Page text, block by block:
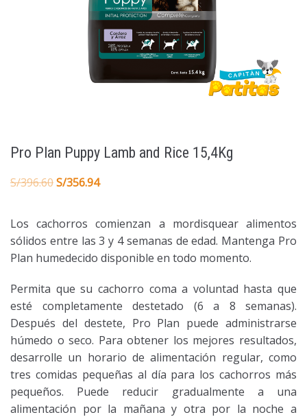
Pro Plan Puppy Lamb and Rice 15,4Kg
S/396.60S/356.94
Los cachorros comienzan a mordisquear alimentos
sólidos entre las 3 y 4 semanas de edad. Mantenga Pro
Plan humedecido disponible en todo momento.
Permita que su cachorro coma a voluntad hasta que
esté completamente destetado (6 a 8 semanas).
Después del destete, Pro Plan puede administrarse
húmedo o seco. Para obtener los mejores resultados,
desarrolle un horario de alimentación regular, como
tres comidas pequeñas al día para los cachorros más
pequeños. Puede reducir gradualmente a una
alimentación por la mañana y otra por la noche a